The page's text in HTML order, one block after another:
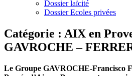
Dossier laïcité
Dossier Ecoles privées
Catégorie : AIX en
GAVROCHE –
Le Groupe GAVROCHE-Francisco